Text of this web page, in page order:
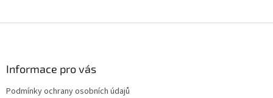
Informace pro vás
Podmínky ochrany osobních údajů